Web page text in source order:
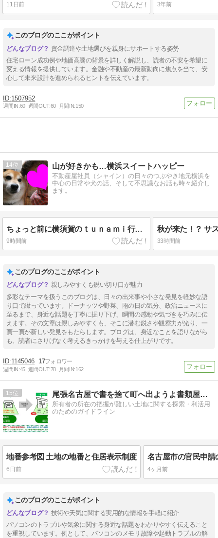
11日前 3年前
このブログのここがポイント
資金調達や土地選びを親身にサポートする姿勢
住宅ローン成功例や地価高騰の背景を詳しく解説し、読者の不安を希望に
変える情報を提供しています。金融や不動産の最新動向に焦点を当て、安
心して未来設計を進められるヒントを伝えています。
1507952
週間IN:60 週間OUT:60 月間IN:150
14 山が好きかも…横浜スイートハッピー
不動産屋社員（シャイン）の日々のつぶやき地元横浜を
中心の日常や犬の話、そして不思議なお話も時々紹介し
ます。
ちょっと前に横須賀のｔｕｎａｍｉ行ってバーガー食べたお話🍔オネエとシャチョーさんは似てるかも🎵
9時間前 33時間前
このブログのここがポイント
親しみやすくも鋭い切り口が魅力
多彩なテーマを扱うこのブログは、日々の出来事や小さな発見を軽妙な語
り口で綴っています。ドーナッツや野菜、雨の日の気分、政治ニュースに
至るまで、身近な話題を丁寧に掘り下げ、瞬間の感動や気づきを巧みに伝
えます。その文章は親しみやすくも、そこに潜む鋭さや観察力が光り、一
頁一頁が新しい発見をもたらします。ブログは、身近なことを語りながら
も、読者にさりげなく考えるきっかけを与える仕上がりです。
1145046 17
週間IN:45 週間OUT:78 月間IN:162
15 尾張名古屋で書を捨て町へ出ようよ書類屋さんのブログ
所有者の所在の把握が難しい土地に関する探索・利活用
のためのガイドライン
地番参考図 土地の地番と住居表示制度
6日前 4ヶ月前
このブログのここがポイント
技術や天気に関する実用的な情報を手軽に紹介
パソコンのトラブルや気象に関する身近な話題をわかりやすく伝えること
を重視しています。例として、パソコンのメモリ故障や起動トラブルの解